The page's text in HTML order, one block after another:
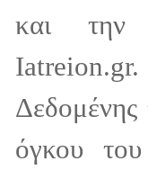
και την
Iatreion.gr.
Δεδομένης
όγκου